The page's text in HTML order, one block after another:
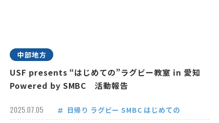
中部地方
USF presents “はじめての”ラグビー教室 in 愛知
Powered by SMBC 活動報告
2025.07.05 日帰り ラグビー SMBC はじめての